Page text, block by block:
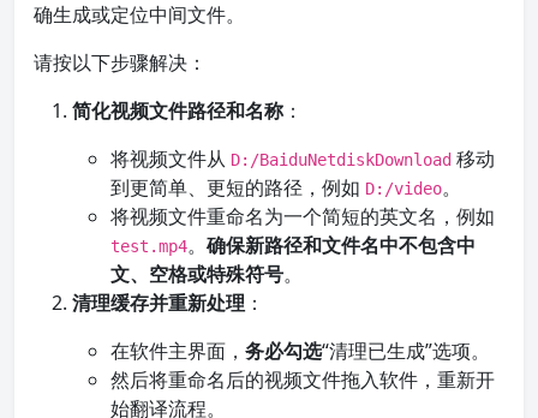
确生成或定位中间文件。
请按以下步骤解决：
简化视频文件路径和名称：
将视频文件从 D:/BaiduNetdiskDownload 移动
到更简单、更短的路径，例如 D:/video。
将视频文件重命名为一个简短的英文名，例如
test.mp4。 确保新路径和文件名中不包含中
文、空格或特殊符号。
清理缓存并重新处理 ：
在软件主界面， 务必勾选“清理已生成”选项。
然后将重命名后的视频文件拖入软件，重新开
始翻译流程。